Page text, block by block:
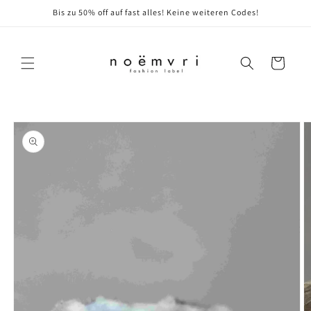
Bis zu 50% off auf fast alles! Keine weiteren Codes!
Warenkorb